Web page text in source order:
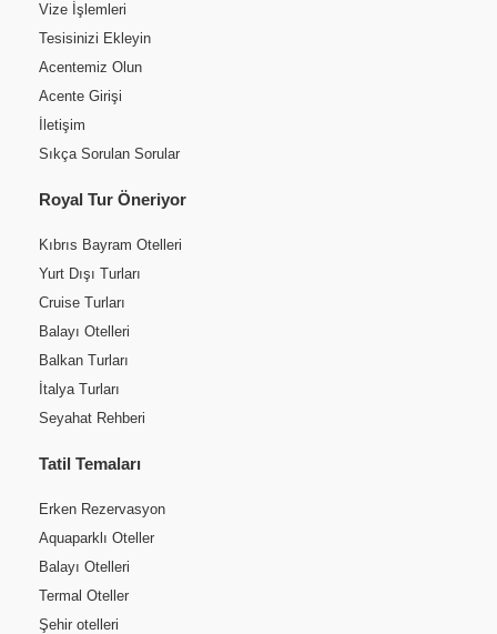
Vize İşlemleri
Tesisinizi Ekleyin
Acentemiz Olun
Acente Girişi
İletişim
Sıkça Sorulan Sorular
Royal Tur Öneriyor
Kıbrıs Bayram Otelleri
Yurt Dışı Turları
Cruise Turları
Balayı Otelleri
Balkan Turları
İtalya Turları
Seyahat Rehberi
Tatil Temaları
Erken Rezervasyon
Aquaparklı Oteller
Balayı Otelleri
Termal Oteller
Şehir otelleri